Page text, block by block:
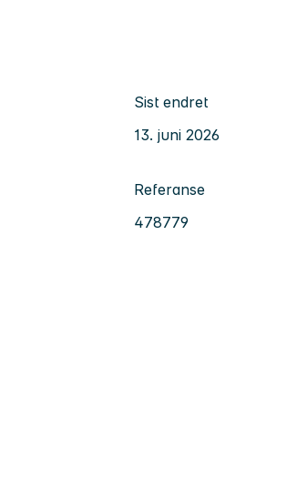
Sist endret
13. juni 2026
Referanse
478779